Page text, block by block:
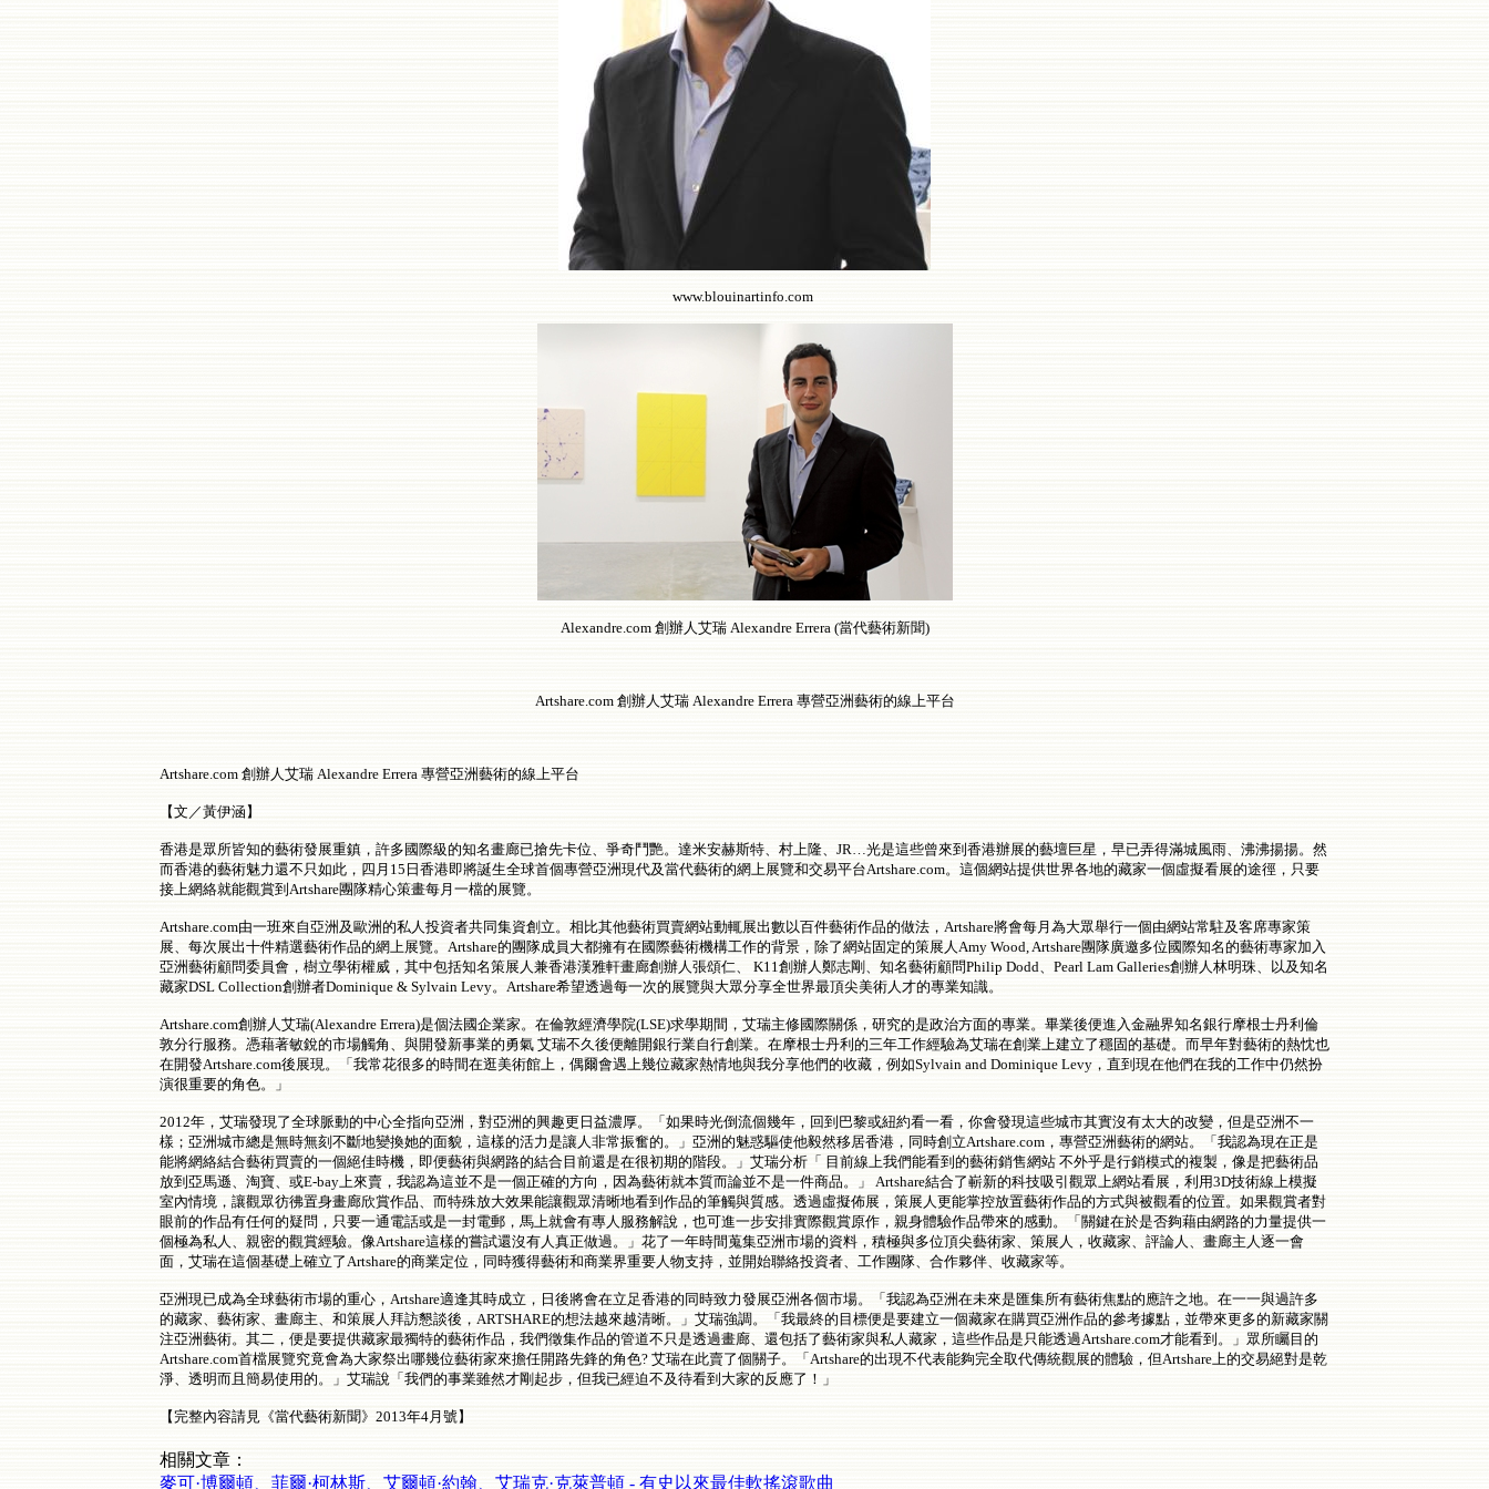
www.blouinartinfo.com
Alexandre.com 創辦人艾瑞 Alexandre Errera (當代藝術新聞)
Artshare.com 創辦人艾瑞 Alexandre Errera 專營亞洲藝術的線上平台
Artshare.com 創辦人艾瑞 Alexandre Errera 專營亞洲藝術的線上平台
【文／黃伊涵】
香港是眾所皆知的藝術發展重鎮，許多國際級的知名畫廊已搶先卡位、爭奇鬥艷。達米安赫斯特、村上隆、JR…光是這些曾來到香港辦展的藝壇巨星，早已弄得滿城風雨、沸沸揚揚。然
而香港的藝術魅力還不只如此，四月15日香港即將誕生全球首個專營亞洲現代及當代藝術的網上展覽和交易平台Artshare.com。這個網站提供世界各地的藏家一個虛擬看展的途徑，只要
接上網絡就能觀賞到Artshare團隊精心策畫每月一檔的展覽。
Artshare.com由一班來自亞洲及歐洲的私人投資者共同集資創立。相比其他藝術買賣網站動輒展出數以百件藝術作品的做法，Artshare將會每月為大眾舉行一個由網站常駐及客席專家策
展、每次展出十件精選藝術作品的網上展覽。Artshare的團隊成員大都擁有在國際藝術機構工作的背景，除了網站固定的策展人Amy Wood, Artshare團隊廣邀多位國際知名的藝術專家加入
亞洲藝術顧問委員會，樹立學術權威，其中包括知名策展人兼香港漢雅軒畫廊創辦人張頌仁、 K11創辦人鄭志剛、知名藝術顧問Philip Dodd、Pearl Lam Galleries創辦人林明珠、以及知名
藏家DSL Collection創辦者Dominique & Sylvain Levy。Artshare希望透過每一次的展覽與大眾分享全世界最頂尖美術人才的專業知識。
Artshare.com創辦人艾瑞(Alexandre Errera)是個法國企業家。在倫敦經濟學院(LSE)求學期間，艾瑞主修國際關係，研究的是政治方面的專業。畢業後便進入金融界知名銀行摩根士丹利倫
敦分行服務。憑藉著敏銳的市場觸角、與開發新事業的勇氣 艾瑞不久後便離開銀行業自行創業。在摩根士丹利的三年工作經驗為艾瑞在創業上建立了穩固的基礎。而早年對藝術的熱忱也
在開發Artshare.com後展現。「我常花很多的時間在逛美術館上，偶爾會遇上幾位藏家熱情地與我分享他們的收藏，例如Sylvain and Dominique Levy，直到現在他們在我的工作中仍然扮
演很重要的角色。」
2012年，艾瑞發現了全球脈動的中心全指向亞洲，對亞洲的興趣更日益濃厚。「如果時光倒流個幾年，回到巴黎或紐約看一看，你會發現這些城市其實沒有太大的改變，但是亞洲不一
樣；亞洲城市總是無時無刻不斷地變換她的面貌，這樣的活力是讓人非常振奮的。」亞洲的魅惑驅使他毅然移居香港，同時創立Artshare.com，專營亞洲藝術的網站。「我認為現在正是
能將網絡結合藝術買賣的一個絕佳時機，即便藝術與網路的結合目前還是在很初期的階段。」艾瑞分析「 目前線上我們能看到的藝術銷售網站 不外乎是行銷模式的複製，像是把藝術品
放到亞馬遜、淘寶、或E-bay上來賣，我認為這並不是一個正確的方向，因為藝術就本質而論並不是一件商品。」 Artshare結合了嶄新的科技吸引觀眾上網站看展，利用3D技術線上模擬
室內情境，讓觀眾彷彿置身畫廊欣賞作品、而特殊放大效果能讓觀眾清晰地看到作品的筆觸與質感。透過虛擬佈展，策展人更能掌控放置藝術作品的方式與被觀看的位置。如果觀賞者對
眼前的作品有任何的疑問，只要一通電話或是一封電郵，馬上就會有專人服務解說，也可進一步安排實際觀賞原作，親身體驗作品帶來的感動。「關鍵在於是否夠藉由網路的力量提供一
個極為私人、親密的觀賞經驗。像Artshare這樣的嘗試還沒有人真正做過。」花了一年時間蒐集亞洲市場的資料，積極與多位頂尖藝術家、策展人，收藏家、評論人、畫廊主人逐一會
面，艾瑞在這個基礎上確立了Artshare的商業定位，同時獲得藝術和商業界重要人物支持，並開始聯絡投資者、工作團隊、合作夥伴、收藏家等。
亞洲現已成為全球藝術市場的重心，Artshare適逢其時成立，日後將會在立足香港的同時致力發展亞洲各個市場。「我認為亞洲在未來是匯集所有藝術焦點的應許之地。在一一與過許多
的藏家、藝術家、畫廊主、和策展人拜訪懇談後，ARTSHARE的想法越來越清晰。」艾瑞強調。「我最終的目標便是要建立一個藏家在購買亞洲作品的參考據點，並帶來更多的新藏家關
注亞洲藝術。其二，便是要提供藏家最獨特的藝術作品，我們徵集作品的管道不只是透過畫廊、還包括了藝術家與私人藏家，這些作品是只能透過Artshare.com才能看到。」眾所矚目的
Artshare.com首檔展覽究竟會為大家祭出哪幾位藝術家來擔任開路先鋒的角色? 艾瑞在此賣了個關子。「Artshare的出現不代表能夠完全取代傳統觀展的體驗，但Artshare上的交易絕對是乾
淨、透明而且簡易使用的。」艾瑞說「我們的事業雖然才剛起步，但我已經迫不及待看到大家的反應了！」
【完整內容請見《當代藝術新聞》2013年4月號】
相關文章：
麥可·博爾頓、菲爾·柯林斯、艾爾頓·約翰、艾瑞克·克萊普頓 - 有史以來最佳軟搖滾歌曲